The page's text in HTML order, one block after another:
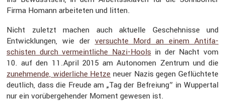
Firma Homann arbei­teten und litten.
Nicht zuletzt machen auch aktuelle Gescheh­nisse und
Entwick­lungen, wie der versuchte Mord an einem Antifa­
schisten durch vermeint­liche Nazi-Hools in der Nacht vom
10. auf den 11.April 2015 am Autonomen Zentrum und die
zuneh­mende, wider­liche Hetze neuer Nazis gegen Geflüch­tete
deutlich, dass die Freude am „Tag der Befreiung” in Wuppertal
nur ein vorüber­ge­hender Moment gewesen ist.